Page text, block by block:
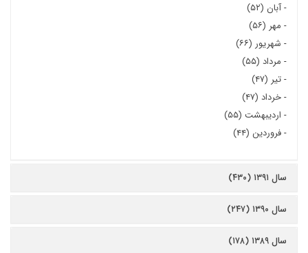
-آبان (۵۲)
- مهر (۵۶)
- شهریور (۶۶)
- مرداد (۵۵)
-تیر (۴۷)
-خرداد (۴۷)
- اردیبهشت (۵۵)
-فروردین (۴۴)
سال ۱۳۹۱ (۴۳۰)
سال ۱۳۹۰ (۲۴۷)
سال ۱۳۸۹ (۱۷۸)